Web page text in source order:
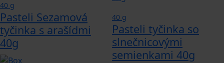
40 g
Pasteli Sezamová
tyčinka s arašídmi
40g
40 g
Pasteli tyčinka so
slnečnicovými
semienkami 40g